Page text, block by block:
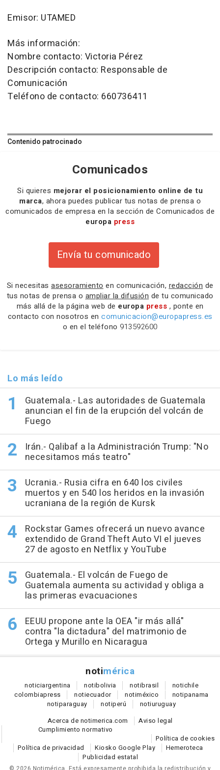
Emisor: UTAMED
Más información:
Nombre contacto: Victoria Pérez
Descripción contacto: Responsable de
Comunicación
Teléfono de contacto: 660736411
Contenido patrocinado
Comunicados
Si quieres mejorar el posicionamiento online de tu
marca, ahora puedes publicar tus notas de prensa o
comunicados de empresa en la sección de Comunicados de
europa press
Envía tu comunicado
Si necesitas asesoramiento en comunicación, redacción de
tus notas de prensa o ampliar la difusión de tu comunicado
más allá de la página web de europa press , ponte en
contacto con nosotros en comunicacion@europapress.es
o en el teléfono 913592600
Lo más leído
Guatemala.- Las autoridades de Guatemala
anuncian el fin de la erupción del volcán de
Fuego
Irán.- Qalibaf a la Administración Trump: "No
necesitamos más teatro"
Ucrania.- Rusia cifra en 640 los civiles
muertos y en 540 los heridos en la invasión
ucraniana de la región de Kursk
Rockstar Games ofrecerá un nuevo avance
extendido de Grand Theft Auto VI el jueves
27 de agosto en Netflix y YouTube
Guatemala.- El volcán de Fuego de
Guatemala aumenta su actividad y obliga a
las primeras evacuaciones
EEUU propone ante la OEA "ir más allá"
contra "la dictadura" del matrimonio de
Ortega y Murillo en Nicaragua
notimérica
noticiargentina notibolivia notibrasil notichile
colombiapress notiecuador notiméxico notipanama
notiparaguay notiperú notiuruguay
Acerca de notimerica.com
Aviso legal
Cumplimiento normativo
Política de cookies
Política de privacidad
Kiosko Google Play
Hemeroteca
Publicidad estatal